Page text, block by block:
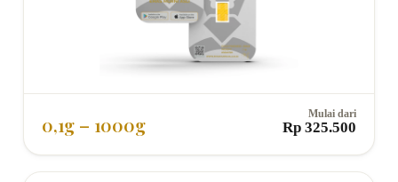
0,1g – 1000g Mulai dari
Rp 325.500